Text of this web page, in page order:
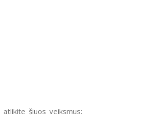
atlikite šiuos veiksmus: